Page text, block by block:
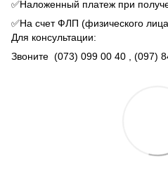
✅Наложенный платеж при
✅На счет ФЛП (физического
Для консультации:
Звоните (073) 099 00 40 , (097)